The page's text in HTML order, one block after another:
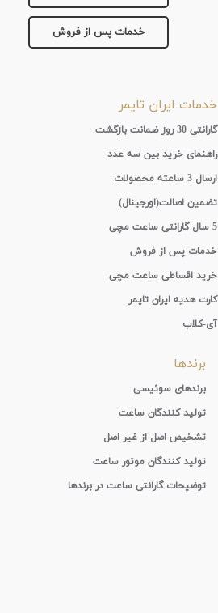
خدمات پس از فروش
خدمات ایران تایمر
گارانتی 30 روز ضمانت بازگشت
راهنمای خرید بین سه عدد
ارسال 3 ساعته محصولات
تضمین اصالت(اورجینال)
5 سال گارانتی ساعت مچی
خدمات پس از فروش
خرید اقساطی ساعت مچی
کارت هدیه ایران تایمر
آی-کلاب
برندها
برندهای سوئیسی
تولید کنندگان ساعت
تشخیص اصل از غیر اصل
تولید کنندگان موتور ساعت
توضیحات گارانتی ساعت در برندها